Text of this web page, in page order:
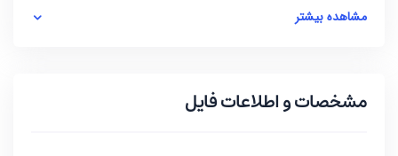
و حجم این فایل کمتر از 17KB است.
مشاهده بیشتر
مشخصات و اطلاعات فایل